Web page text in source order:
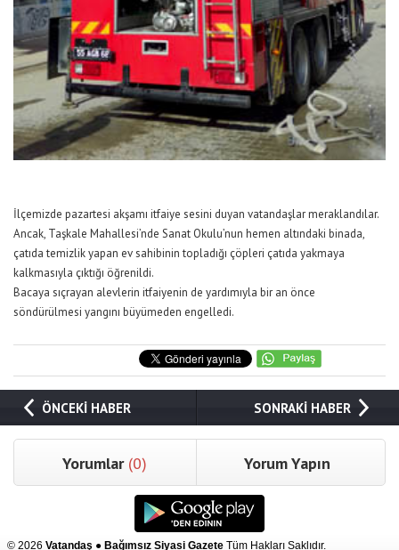
İlçemizde pazartesi akşamı itfaiye sesini duyan vatandaşlar meraklandılar.
Ancak, Taşkale Mahallesi’nde Sanat Okulu’nun hemen altındaki binada,
çatıda temizlik yapan ev sahibinin topladığı çöpleri çatıda yakmaya
kalkmasıyla çıktığı öğrenildi.
Bacaya sıçrayan alevlerin itfaiyenin de yardımıyla bir an önce
söndürülmesi yangını büyümeden engelledi.
ÖNCEKİ HABER SONRAKİ HABER
Yorumlar (0) Yorum Yapın
© 2026 Vatandaş ● Bağımsız Siyasi Gazete Tüm Hakları Saklıdır.